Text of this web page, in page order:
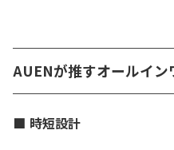
AUENが推すオールイン
時短設計